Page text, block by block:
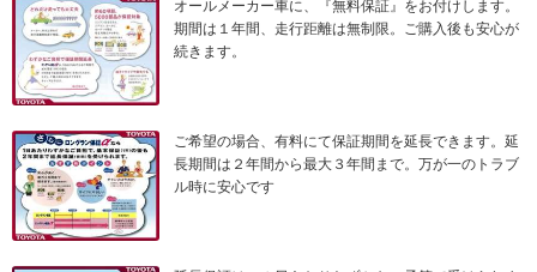
オールメーカー車に、『無料保証』をお付けします。
期間は１年間、走行距離は無制限。ご購入後も安心が
続きます。
ご希望の場合、有料にて保証期間を延長できます。延
長期間は２年間から最大３年間まで。万が一のトラブ
ル時に安心です